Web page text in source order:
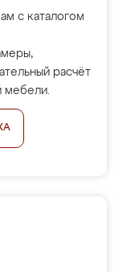
с каталогом
расчёт
мебели.